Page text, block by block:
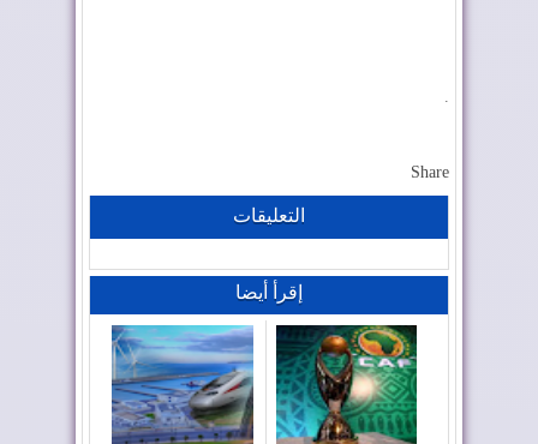
Share
التعليقات
إقرأ أيضا